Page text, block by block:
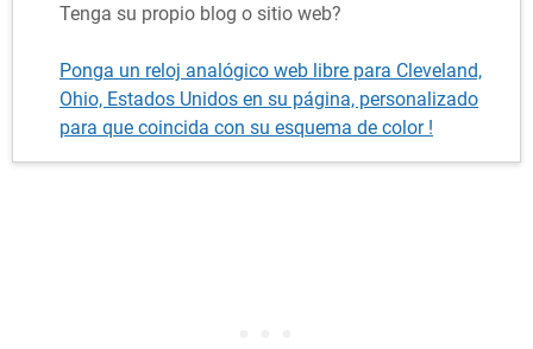
Tenga su propio blog o sitio web?
Ponga un reloj analógico web libre para Cleveland,
Ohio, Estados Unidos en su página, personalizado
para que coincida con su esquema de color !